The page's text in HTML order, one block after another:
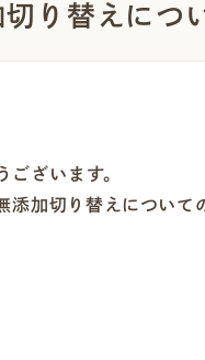
り替えにつ
ざいます。
加切り替えについて